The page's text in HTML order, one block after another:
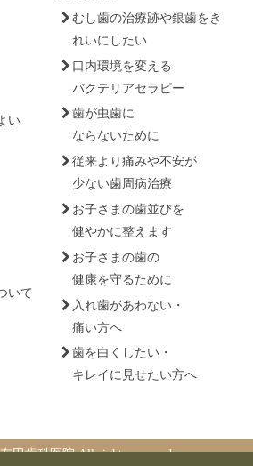
い
せ
いて
むし歯の治療跡や銀歯をき
れいにしたい
口内環境を変える
バクテリアセラピー
歯が虫歯に
ならないために
従来より痛みや不安が
少ない歯周病治療
お子さまの歯並びを
健やかに整えます
お子さまの歯の
健康を守るために
入れ歯があわない・
痛い方へ
歯を白くしたい・
キレイに見せたい方へ
田歯科医院 All rights reserved.